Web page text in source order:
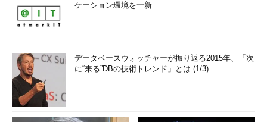
ケーション環境を一新
データベースウォッチャーが振り返る2015年、「次
に“来る”DBの技術トレンド」とは (1/3)